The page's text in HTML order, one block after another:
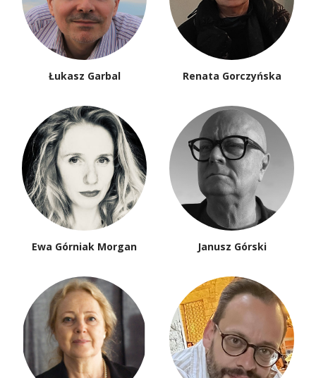
Łukasz Garbal Renata Gorczyńska
Ewa Górniak Morgan Janusz Górski